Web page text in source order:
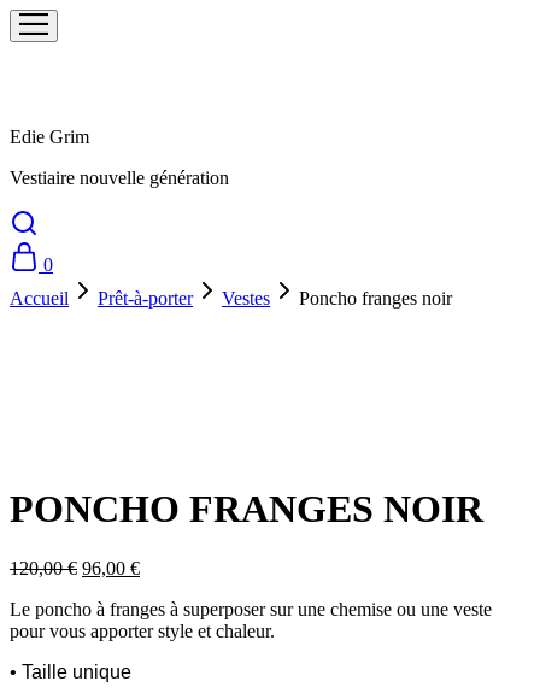
Edie Grim
Vestiaire nouvelle génération
0
Accueil
Prêt-à-porter Vestes
Poncho franges noir
PONCHO FRANGES NOIR
120,00€ Le
initial
était :
96,00 €Le
actuel
est :
Le poncho à franges à superposer sur une chemise ou une veste
pour vous apporter style et chaleur.
• Taille unique